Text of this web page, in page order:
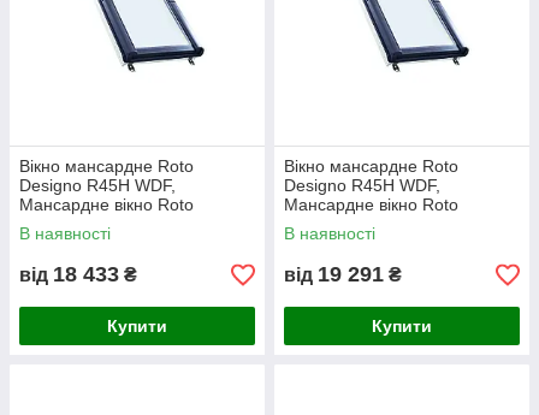
Вікно мансардне Roto
Designo R45H WDF,
Мансардне вікно Roto
Designo R45H WDF 54х118
В наявності
від 18 433 ₴
Купити
Вікно мансардне Roto
Designo R45H WDF,
Мансардне вікно Roto
Designo R45H WDF 65х118
В наявності
від 19 291 ₴
Купити